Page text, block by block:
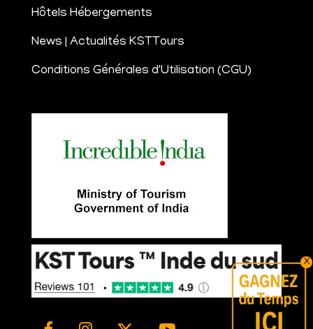
X
Hôtels Hébergements
News | Actualités KSTTours
Conditions Générales d'Utilisation (CGU)